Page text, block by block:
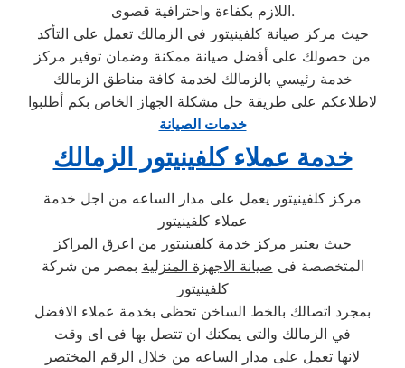
اللازم بكفاءة واحترافية قصوى.
حيث مركز صيانة كلفينيتور في الزمالك تعمل على التأكد
من حصولك على أفضل صيانة ممكنة وضمان توفير مركز
خدمة رئيسي بالزمالك لخدمة كافة مناطق الزمالك
لاطلاعكم على طريقة حل مشكلة الجهاز الخاص بكم أطلبوا
خدمات الصيانة
خدمة عملاء كلفينيتور الزمالك
مركز كلفينيتور يعمل على مدار الساعه من اجل خدمة
عملاء كلفينيتور
حيث يعتبر مركز خدمة كلفينيتور من اعرق المراكز
المتخصصة فى صيانة الاجهزة المنزلية بمصر من شركة
كلفينيتور
بمجرد اتصالك بالخط الساخن تحظى بخدمة عملاء الافضل
في الزمالك والتى يمكنك ان تتصل بها فى اى وقت
لانها تعمل على مدار الساعه من خلال الرقم المختصر